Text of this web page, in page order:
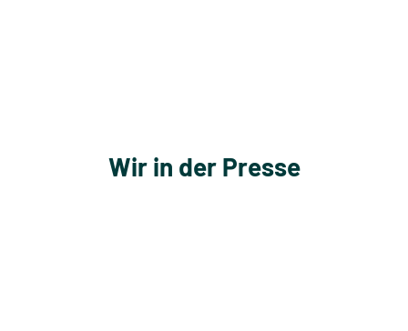
Wir in der Presse